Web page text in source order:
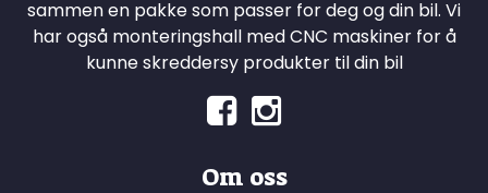
sammen en pakke som passer for deg og din bil. Vi
har også monteringshall med CNC maskiner for å
kunne skreddersy produkter til din bil
Om oss